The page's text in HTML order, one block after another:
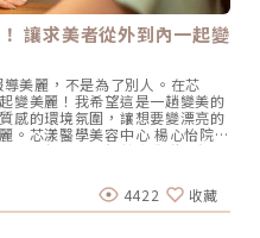
讓求美者從外到內一起變
美麗，不是為了別人。在芯
變美麗！我希望這是一趟變美的
感的環境氛圍，讓想要變漂亮的
。芯漾醫學美容中心 楊心怡院長
心，似乎是一個鶴立雞群的存
坐落著一座有著五星級飯店般
它的存在，「獨一無二」，就像
境氛圍到設備，提供顧客一個貼
愛的感覺」。一趟讓求美者變美
4422 收藏